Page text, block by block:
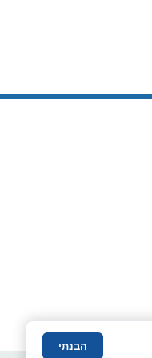
הבנתי